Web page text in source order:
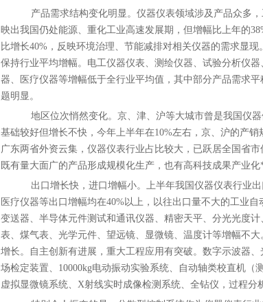
产品需求结构变化明显。仪器仪表领域涉及产品众多
映出我国仍处能源、重化工业高速发展期，但增幅比上年的
比增长40%，反映环境治理、节能减排对相关仪器的需求显
保持行业平均增幅。电工仪器仪表、测绘仪器、试验分析仪
器、医疗仪器等增幅低于全行业平均值，其中部分产品需求
题明显。
地区位次悄然变化。京、津、沪等大城市曾是我国仪
基础较好但增长不快，今年上半年在10%左右，京、沪的产
广东两省外资云集，仪器仪表行业占比较大，已跃居全国省
既有量大面广的产品形成规模化生产，也有高科技成果产业化
出口增长快，进口增幅小。上半年我国仪器仪表行业出
医疗仪器等出口增幅均在40%以上，以往出口量不大的工业
变送器、半导体元件测试和通讯仪器、精密天平、分光光度
表、煤气表、光学元件、望远镜、显微镜、温度计等增幅不
增长。自主创新有进展，重大工程应用有突破。数字示波器
场检定装置、10000kg电动振动实验系统、自动轴类校直机（
虚拟显微镜系统、X射线实时成像检测系统、全钻仪，过程